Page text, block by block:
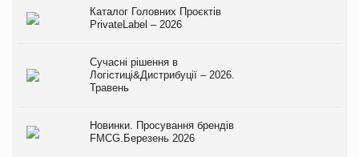
Каталог Головних Проєктів
PrivateLabel – 2026
Сучасні рішення в
Логістиці&Дистрибуції – 2026.
Травень
Новинки. Просування брендів
FMCG.Березень 2026